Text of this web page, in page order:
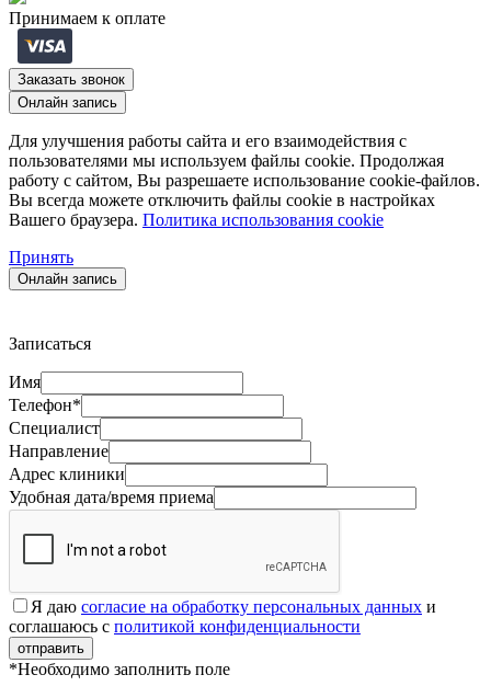
Принимаем к оплате
Заказать звонок
Oнлайн запись
Для улучшения работы сайта и его взаимодействия с
пользователями мы используем файлы cookie. Продолжая
работу с сайтом, Вы разрешаете использование cookie-файлов.
Вы всегда можете отключить файлы cookie в настройках
Вашего браузера. Политика использования cookie
Принять
Oнлайн запись
Записаться
Имя
Телефон*
Специалист
Направление
Адрес клиники
Удобная дата/время приема
Я даю согласие на обработку персональных данных и
соглашаюсь с политикой конфиденциальности
отправить
*Необходимо заполнить поле